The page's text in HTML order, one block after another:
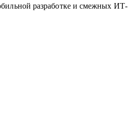
разработке и смежных ИТ-